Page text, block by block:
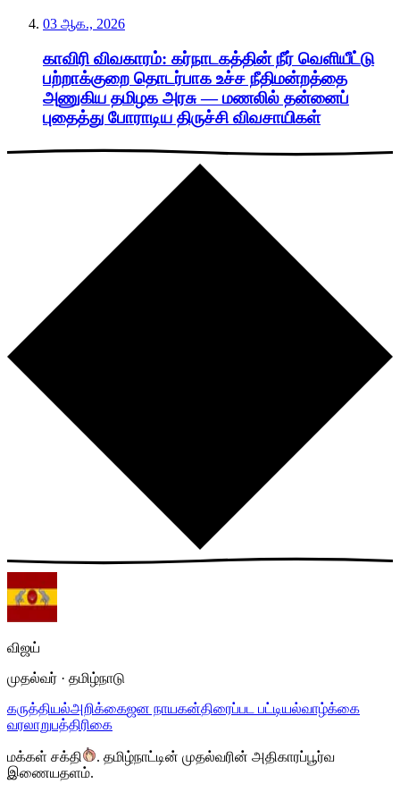
03 ஆக., 2026
காவிரி விவகாரம்: கர்நாடகத்தின் நீர் வெளியீட்டு
பற்றாக்குறை தொடர்பாக உச்ச நீதிமன்றத்தை
அணுகிய தமிழக அரசு — மணலில் தன்னைப்
புதைத்து போராடிய திருச்சி விவசாயிகள்
விஜய்
முதல்வர் · தமிழ்நாடு
கருத்தியல்அறிக்கைஜன நாயகன்திரைப்பட பட்டியல்வாழ்க்கை
வரலாறுபத்திரிகை
மக்கள் சக்தி . தமிழ்நாட்டின் முதல்வரின் அதிகாரப்பூர்வ
இணையதளம்.